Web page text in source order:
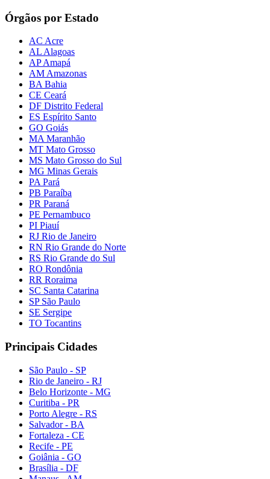
Órgãos por Estado
AC Acre
AL Alagoas
AP Amapá
AM Amazonas
BA Bahia
CE Ceará
DF Distrito Federal
ES Espírito Santo
GO Goiás
MA Maranhão
MT Mato Grosso
MS Mato Grosso do Sul
MG Minas Gerais
PA Pará
PB Paraíba
PR Paraná
PE Pernambuco
PI Piauí
RJ Rio de Janeiro
RN Rio Grande do Norte
RS Rio Grande do Sul
RO Rondônia
RR Roraima
SC Santa Catarina
SP São Paulo
SE Sergipe
TO Tocantins
Principais Cidades
São Paulo - SP
Rio de Janeiro - RJ
Belo Horizonte - MG
Curitiba - PR
Porto Alegre - RS
Salvador - BA
Fortaleza - CE
Recife - PE
Goiânia - GO
Brasília - DF